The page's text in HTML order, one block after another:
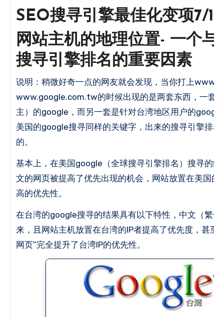
SEO搜寻引擎最佳化变项7/13
网站主机的地理位置- 一个与
搜寻引擎排名的重要因素
说明：稍微好奇一点的网友就会发现，当你打上
www.google.com.tw的时候出现的是两套东西，一套
主）的google，而另一套是针对台湾地区用户的
美国的google搜寻同样的关键字，出来的搜寻引擎排
的。
基本上，在美国google（全球搜寻引擎排名）搜寻的
文的网页被提高了优先出现的机会，网站放置在美国的
高的优先性。
在台湾的google搜寻的结果具有以下特性，中文（繁
来，且网站主机放置在台湾的IP者提高了优先度，甚至
网页”完全提升了台湾IP的优先性。